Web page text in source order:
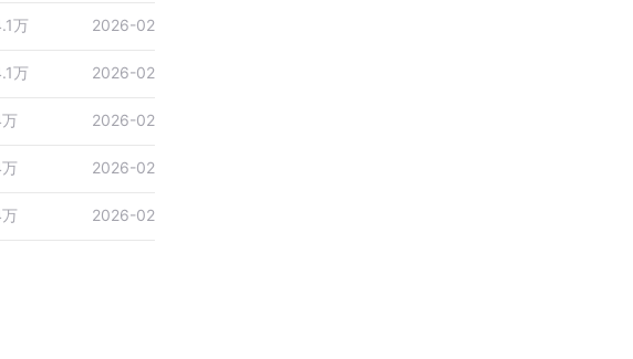
万 2026-02
万 2026-02
2026-02
2026-02
2026-02